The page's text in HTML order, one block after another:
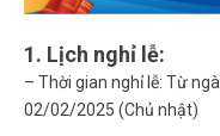
1. Lịch nghỉ lễ:
– Thời gian nghỉ lễ: Từ
02/02/2025 (Chủ nhật)